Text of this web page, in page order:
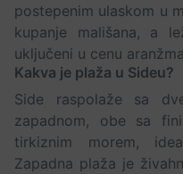
postepenim ulaskom u
kupanje mališana, a
uključeni u cenu
Kakva je plaža u Sideu?
Side raspolaže sa
zapadnom, obe sa
tirkiznim morem,
Zapadna plaža je